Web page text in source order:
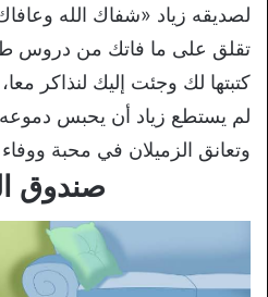
لصديقه زياد «شفاك الله
تقلق على ما فاتك من دروس
كتبتها لك وجئت إليك لنذاكر
لم يستطع زياد أن يحبس
وتعانق الزميلان في محبة
صندوق